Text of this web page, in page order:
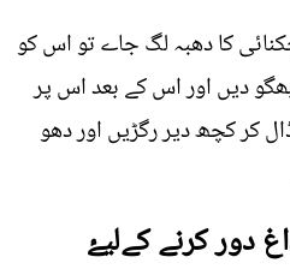
کا دھبہ لگ جاے تو اس کو
دیں اور اس کے بعد اس پر
کر کچھ دیر رگڑیں اور دھو